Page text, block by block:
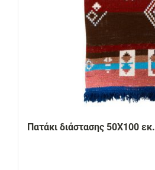
Πατάκι διάστασης 50Χ100 εκ.